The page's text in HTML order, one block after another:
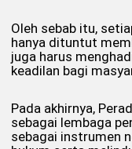
Oleh sebab itu,
hanya dituntut
juga harus
keadilan bagi
Pada akhirnya,
sebagai lembaga
sebagai instrumen